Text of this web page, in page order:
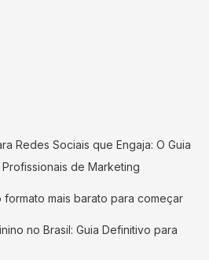
Redes Sociais que Engaja: O Guia
de Marketing
formato mais barato para começar
no Brasil: Guia Definitivo para